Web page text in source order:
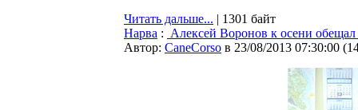
Читать дальше... | 1301 байт
Нарва : Алексей Воронов к осени обещал
Автор: CaneCorso в 23/08/2013 07:30:00 (